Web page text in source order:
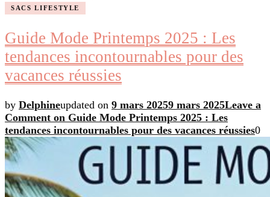
SACS LIFESTYLE
Guide Mode Printemps 2025 : Les
tendances incontournables pour des
vacances réussies
by Delphineupdated on 9 mars 20259 mars 2025Leave a
Comment on Guide Mode Printemps 2025 : Les
tendances incontournables pour des vacances réussies0